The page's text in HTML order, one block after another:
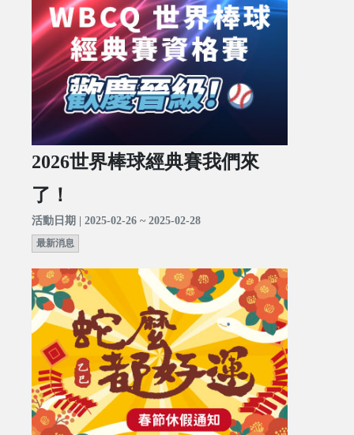
2026世界棒球經典賽我們來
了！
活動日期 | 2025-02-26 ~ 2025-02-28
最新消息